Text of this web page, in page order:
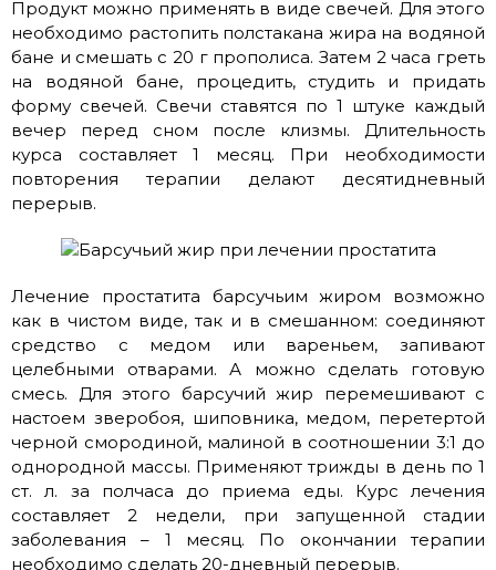
Продукт можно применять в виде свечей. Для этого
необходимо растопить полстакана жира на водяной
бане и смешать с 20 г прополиса. Затем 2 часа греть
на водяной бане, процедить, студить и придать
форму свечей. Свечи ставятся по 1 штуке каждый
вечер перед сном после клизмы. Длительность
курса составляет 1 месяц. При необходимости
повторения терапии делают десятидневный
перерыв.
Лечение простатита барсучьим жиром возможно
как в чистом виде, так и в смешанном: соединяют
средство с медом или вареньем, запивают
целебными отварами. А можно сделать готовую
смесь. Для этого барсучий жир перемешивают с
настоем зверобоя, шиповника, медом, перетертой
черной смородиной, малиной в соотношении 3:1 до
однородной массы. Применяют трижды в день по 1
ст. л. за полчаса до приема еды. Курс лечения
составляет 2 недели, при запущенной стадии
заболевания – 1 месяц. По окончании терапии
необходимо сделать 20-дневный перерыв.